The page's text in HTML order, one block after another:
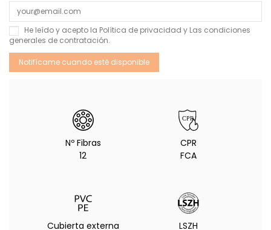
He leído y acepto la Política de privacidad y Las condiciones
generales de contratación.
Nº Fibras
12
CPR
FCA
Cubierta externa LSZH